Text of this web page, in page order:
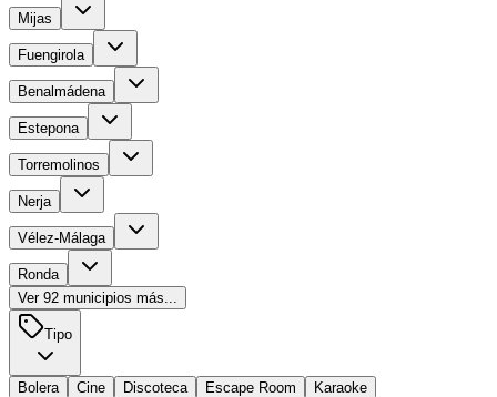
Mijas
Fuengirola
Benalmádena
Estepona
Torremolinos
Nerja
Vélez-Málaga
Ronda
Ver 92 municipios más...
Tipo
Bolera Cine Discoteca Escape Room
Karaoke